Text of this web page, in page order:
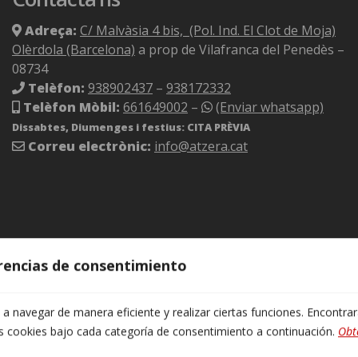
de consentimiento
navegar de manera eficiente y realizar ciertas funciones.
cookies bajo cada categoría de consentimiento a continuación.
Adreça: C/ Malvàsia 4 bis, (Pol. Ind. El Clot de Moja)
Olèrdola (Barcelona) a prop de Vilafranca del Penedès –
08734
Telèfon: 938902437 – 938172332
Telèfon Mòbil: 661649002 – (Enviar whatsapp)
Dissabtes, Diumenges i festius: CITA PRÈVIA
Correu electrònic: info@atzera.cat
Deixeu